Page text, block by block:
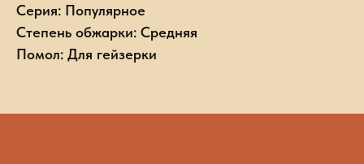
Серия: Популярное
Степень обжарки: Средняя
Помол: Для гейзерки